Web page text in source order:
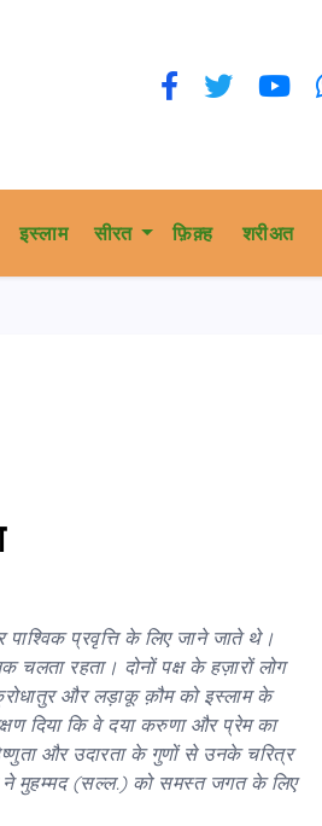
इस्लाम सीरत फ़िक़्ह शरीअत
प्रवृत्ति के लिए जाने जाते थे।
चलता रहता। दोनों पक्ष के हज़ारों लोग
और लड़ाकू क़ौम को इस्लाम के
दिया कि वे दया करुणा और प्रेम का
और उदारता के गुणों से उनके चरित्र
ने मुहम्मद (सल्ल.) को समस्त जगत के लिए